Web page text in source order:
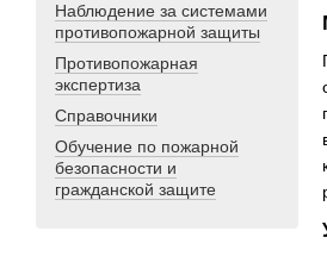
Наблюдение за системами
противопожарной защиты
Противопожарная
экспертиза
Справочники
Обучение по пожарной
безопасности и
гражданской защите